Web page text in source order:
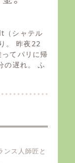
シャテル
。 昨夜22
てパリに帰
の遅れ。 ふ
ンス人師匠と